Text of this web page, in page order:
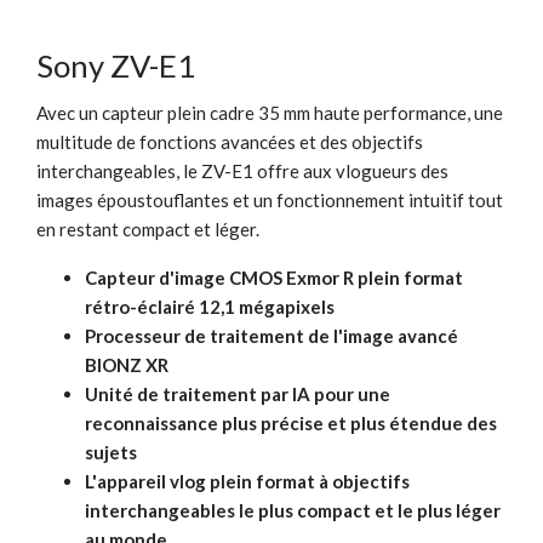
Sony ZV-E1
Avec un capteur plein cadre 35 mm haute performance, une
multitude de fonctions avancées et des objectifs
interchangeables, le ZV-E1 offre aux vlogueurs des
images époustouflantes et un fonctionnement intuitif tout
en restant compact et léger.
Capteur d'image CMOS Exmor R plein format
rétro-éclairé 12,1 mégapixels
Processeur de traitement de l'image avancé
BIONZ XR
Unité de traitement par IA pour une
reconnaissance plus précise et plus étendue des
sujets
L'appareil vlog plein format à objectifs
interchangeables le plus compact et le plus léger